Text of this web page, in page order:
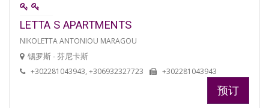
LETTA S APARTMENTS
NIKOLETTA ANTONIOU MARAGOU
锡罗斯 - 芬尼卡斯
+302281043943, +306932327723 +302281043943
预订